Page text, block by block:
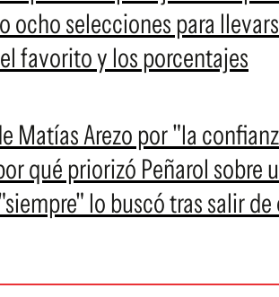
ocho selecciones para
favorito y los porcentajes
Matías Arezo por "la
qué priorizó Peñarol sobre
lo buscó tras salir